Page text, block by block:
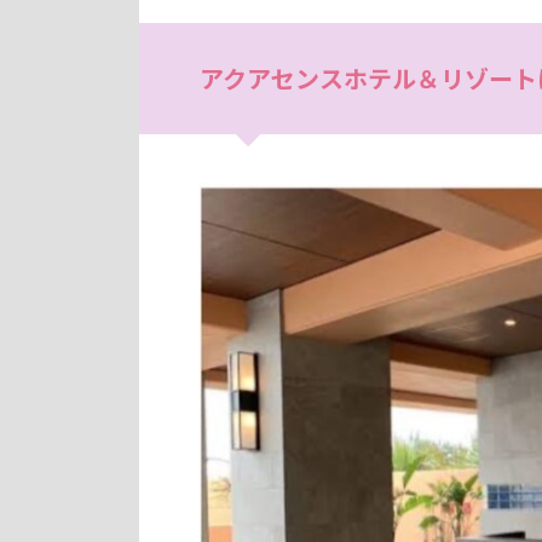
アクアセンスホテル＆リゾー